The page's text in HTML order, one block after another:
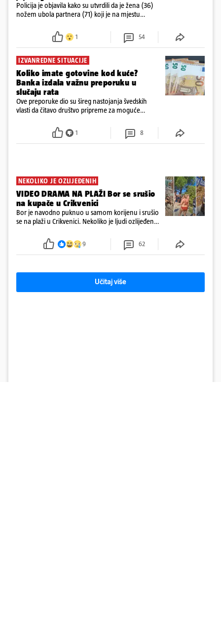
Policija je objavila kako su utvrdili da je žena (36)
nožem ubola partnera (71) koji je na mjestu
ispitali i poslali u istražni zatvor
1 54
IZVANREDNE SITUACIJE
Koliko imate gotovine kod kuće?
Banka izdala važnu preporuku u
slučaju rata
Ove preporuke dio su šireg nastojanja švedskih
vlasti da čitavo društvo pripreme za moguće
1 8
NEKOLIKO JE OZLIJEĐENIH
VIDEO DRAMA NA PLAŽI Bor se srušio
na kupače u Crikvenici
Bor je navodno puknuo u samom korijenu i srušio
se na plaži u Crikvenici. Nekoliko je ljudi ozlijeđeno,
9 62
Učitaj više